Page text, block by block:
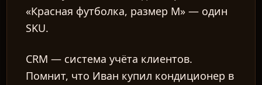
«Красная футболка, размер M» — один
SKU.
CRM — система учёта клиентов.
Помнит, что Иван купил кондиционер в